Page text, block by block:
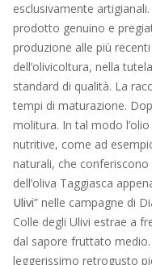
esclusivamente
prodotto genuino e
produzione alle più
dell’olivicoltura, nella
standard di qualità. La
tempi di maturazione.
molitura. In tal modo
nutritive, come ad
naturali, che conferiscono
dell’oliva Taggiasca
Ulivi” nelle campagne di
Colle degli Ulivi estrae a
dal sapore fruttato
leggerissimo retrogusto